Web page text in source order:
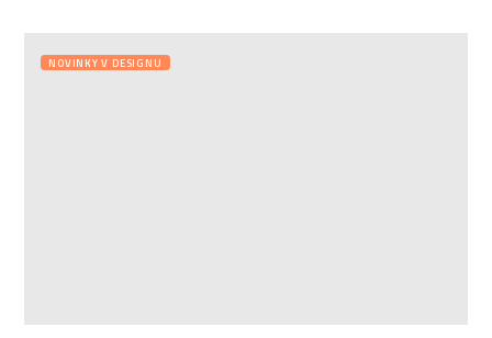
NOVINKY V DESIGNU